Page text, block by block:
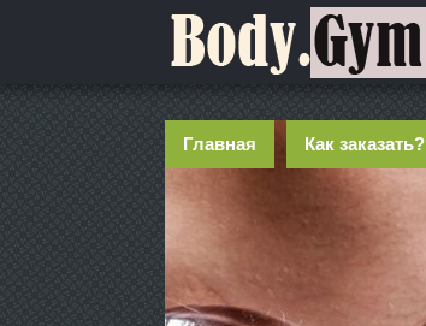
Главная Как заказать?